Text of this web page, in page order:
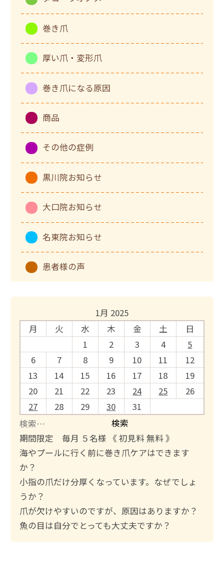
巻き爪
厚い爪・変形爪
巻き爪になる原因
商品
その他の症例
黒川院お知らせ
大口院お知らせ
名東院お知らせ
患者様の声
1月 2025
月
火 水 木 金 土
日
1
2 3 4
5
6
7 8 9 10 11
12
13
14 15 16 17 18
19
20
21 22 23 24 25
26
27
28 29 30
31
検
索
:
期間限定 毎月 ５名様 《 初見料 無料 》
海やプールに行く前に巻き爪ケアはできます
か？
小指の爪だけ分厚くなっています。なぜでしょ
うか？
爪が欠けやすいのですが、原因はありますか？
魚の目は自分でとっても大丈夫ですか？